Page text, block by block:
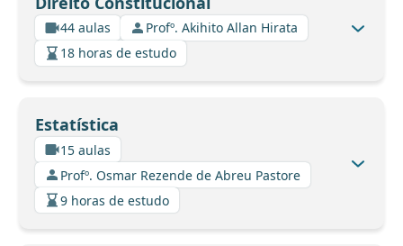
44 aulas
Profº. Akihito Allan Hirata
18 horas de estudo
Estatística
15 aulas
Profº. Osmar Rezende de Abreu Pastore
9 horas de estudo